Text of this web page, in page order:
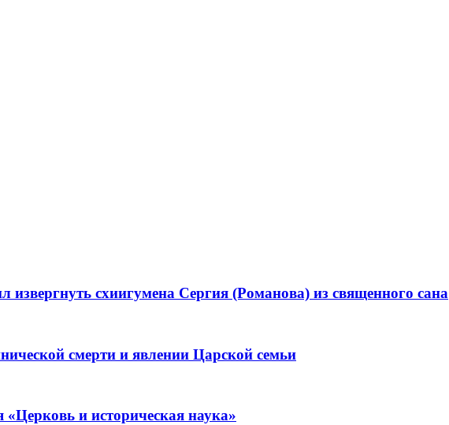
схиигумена Сергия (Романова) из священного сана
смерти и явлении Царской семьи
и историческая наука»